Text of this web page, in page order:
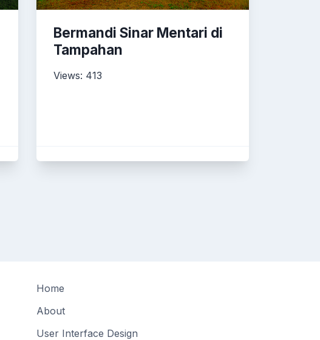
Bermandi Sinar Mentari di
Tampahan
Views: 413
Home
About
User Interface Design